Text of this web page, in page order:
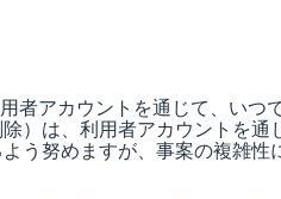
者アカウントを通じて、いつ
は、利用者アカウントを通
う努めますが、事案の複雑